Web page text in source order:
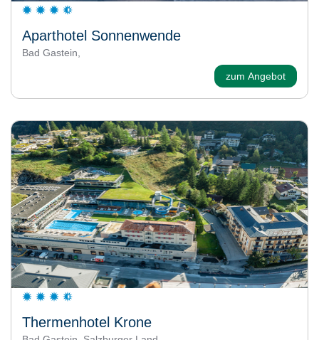
Aparthotel Sonnenwende
Bad Gastein,
zum Angebot
Thermenhotel Krone